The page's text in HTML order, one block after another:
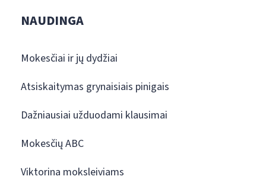
NAUDINGA
Mokesčiai ir jų dydžiai
Atsiskaitymas grynaisiais pinigais
Dažniausiai užduodami klausimai
Mokesčių ABC
Viktorina moksleiviams